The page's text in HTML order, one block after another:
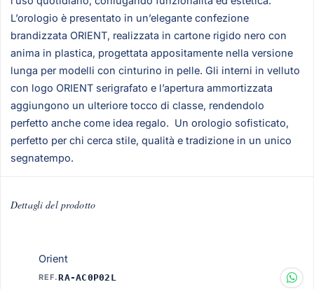
L’orologio è presentato in un’elegante confezione
brandizzata ORIENT, realizzata in cartone rigido nero con
anima in plastica, progettata appositamente nella versione
lunga per modelli con cinturino in pelle. Gli interni in velluto
con logo ORIENT serigrafato e l’apertura ammortizzata
aggiungono un ulteriore tocco di classe, rendendolo
perfetto anche come idea regalo. Un orologio sofisticato,
perfetto per chi cerca stile, qualità e tradizione in un unico
segnatempo.
Dettagli del prodotto
Orient
REF.RA-AC0P02L